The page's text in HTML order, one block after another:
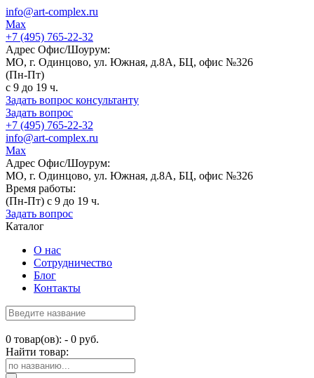
info@art-complex.ru
Max
+7 (495) 765-22-32
Адрес Офис/Шоурум:
МО, г. Одинцово, ул. Южная, д.8А, БЦ, офис №326
(Пн-Пт)
с 9 до 19 ч.
Задать вопрос консультанту
Задать вопрос
+7 (495) 765-22-32
info@art-complex.ru
Max
Адрес Офис/Шоурум:
МО, г. Одинцово, ул. Южная, д.8А, БЦ, офис №326
Время работы:
(Пн-Пт) с 9 до 19 ч.
Задать вопрос
Каталог
О нас
Сотрудничество
Блог
Контакты
0 товар(ов): - 0 руб.
Найти товар: